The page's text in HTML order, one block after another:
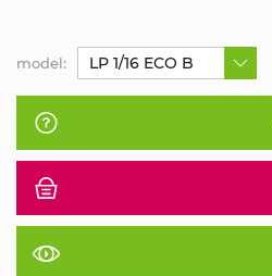
model: LP 1/16 ECO B